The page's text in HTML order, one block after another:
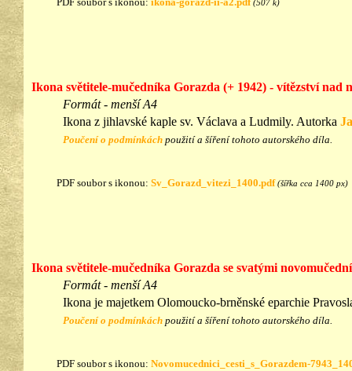
(507 k)
Ikona světitele-mučedníka Gorazda (+ 1942) - vítězství nad
Formát - menší A4
Ikona z jihlavské kaple sv. Václava a Ludmily. Autorka
Poučení o podmínkách použití a šíření tohoto autorského díla.
PDF soubor s ikonou: Sv_Gorazd_vitezi_1400.pdf (šířka cca 1400 px)
Ikona světitele-mučedníka Gorazda se svatými
Formát - menší A4
Ikona je majetkem Olomoucko-brněnské eparchie
Poučení o podmínkách použití a šíření tohoto autorského díla.
PDF soubor s ikonou: Novomucednici_cesti_s_Gorazdem-